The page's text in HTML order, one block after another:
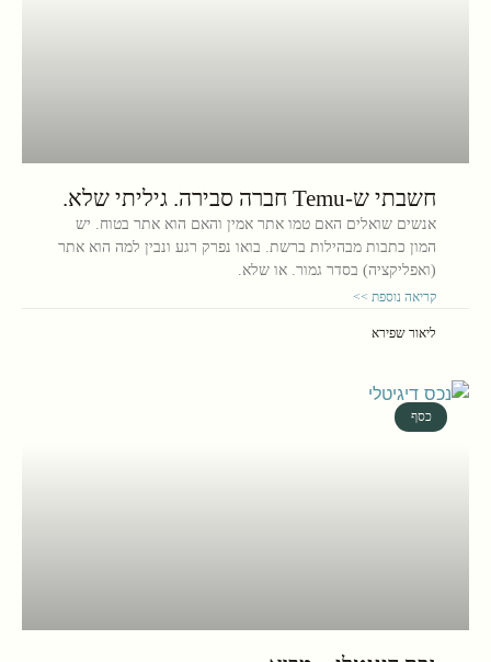
חשבתי ש-Temu חברה סבירה. גיליתי שלא.
אנשים שואלים האם טמו אתר אמין והאם הוא אתר בטוח. יש
המון כתבות מבהילות ברשת. בואו נפרק רגע ונבין למה הוא אתר
(ואפליקציה) בסדר גמור. או שלא.
קריאה נוספת >>
ליאור שפירא
כסף